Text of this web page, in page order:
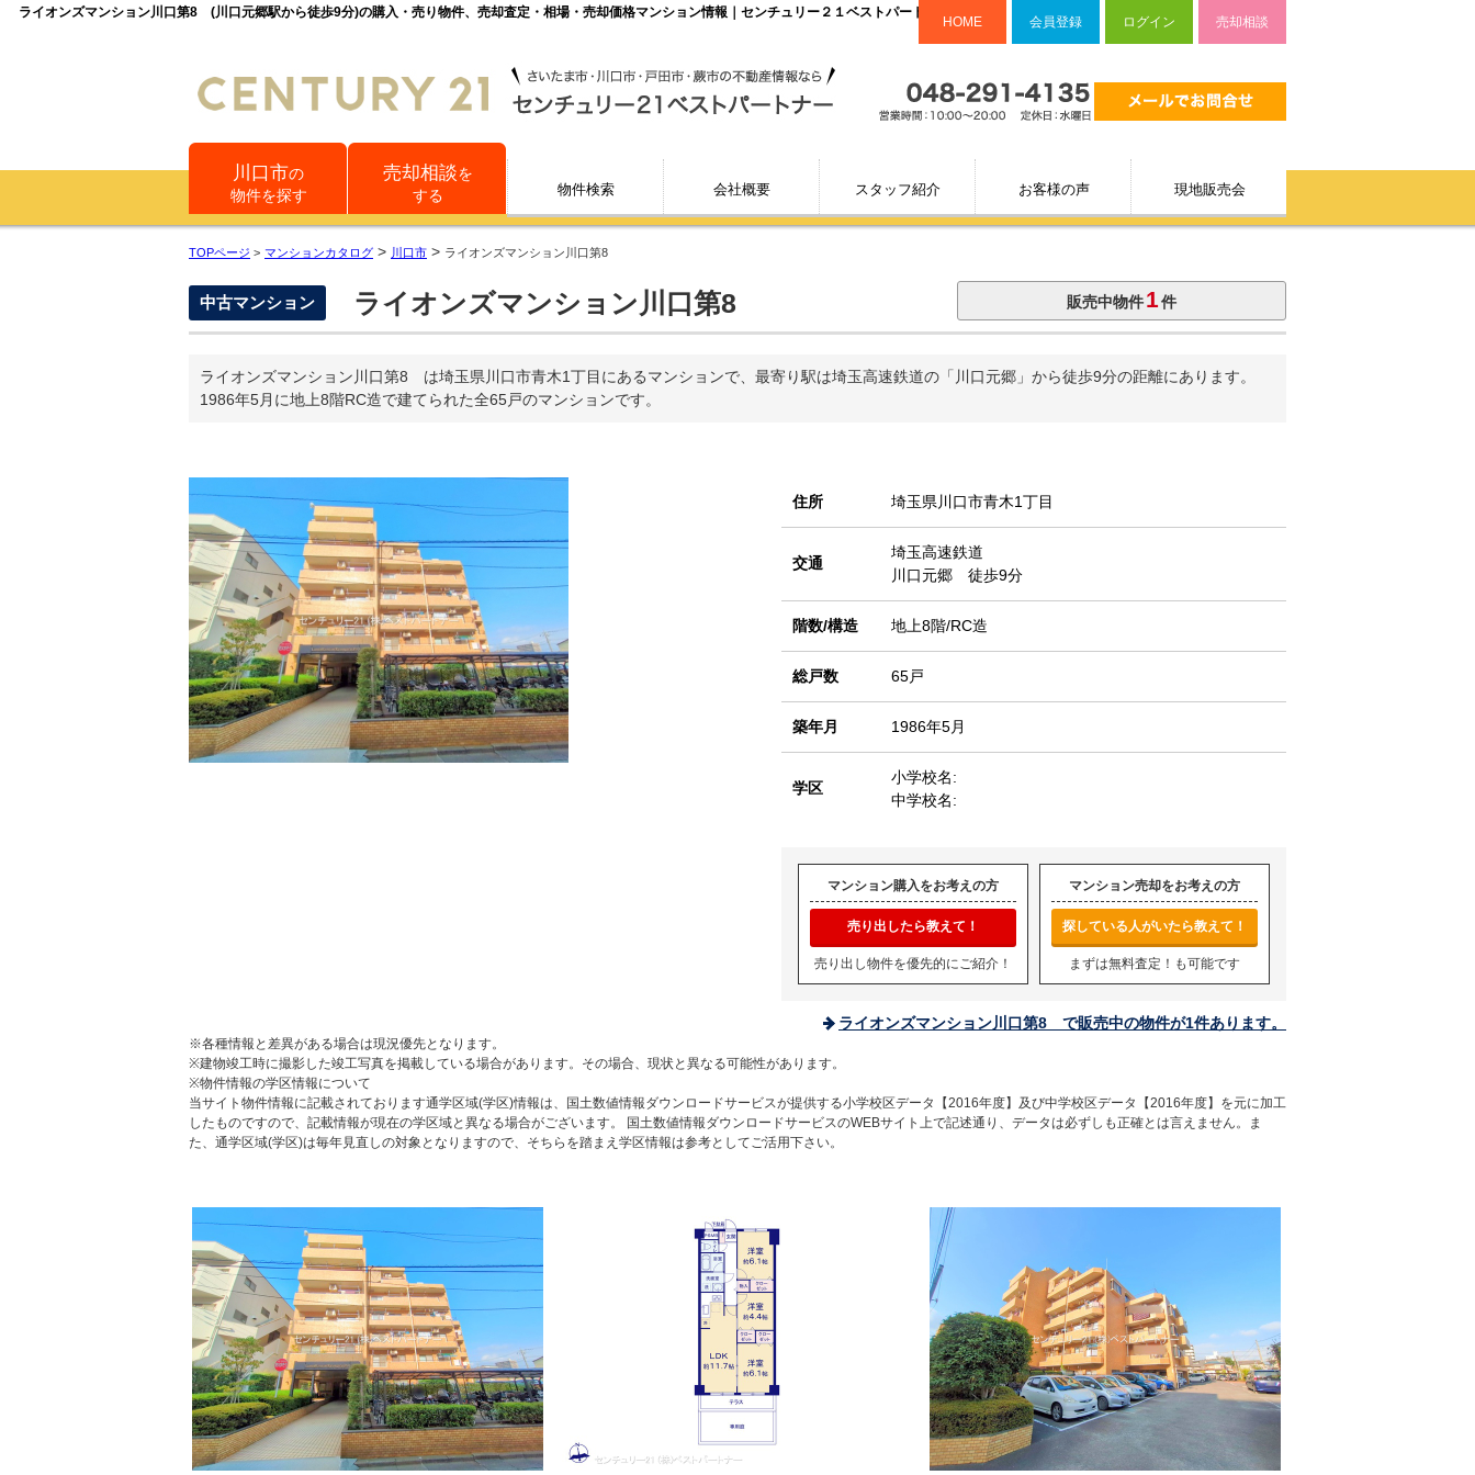
ライオンズマンション川口第8 (川口元郷駅から徒歩9分)の購入・売り物件、売却査定・相場・売却価格マンション情報｜センチュリー２１ベストパートナー
HOME 会員登録 ログイン 売却相談
川口市の
物件を探す
売却相談を
する
物件検索 会社概要 スタッフ紹介 お客様の声 現地販売会
TOPページ > マンションカタログ > 川口市 > ライオンズマンション川口第8
中古マンション ライオンズマンション川口第8 販売中物件1件
ライオンズマンション川口第8 は埼玉県川口市青木1丁目にあるマンションで、最寄り駅は埼玉高速鉄道の「川口元郷」から徒歩9分の距離にあります。
1986年5月に地上8階RC造で建てられた全65戸のマンションです。
住所 埼玉県川口市青木1丁目
交通
埼玉高速鉄道
川口元郷 徒歩9分
階数/構造 地上8階/RC造
総戸数 65戸
築年月 1986年5月
学区
小学校名:
中学校名:
マンション購入をお考えの方
売り出したら教えて！
売り出し物件を優先的にご紹介！
マンション売却をお考えの方
探している人がいたら教えて！
まずは無料査定！も可能です
ライオンズマンション川口第8 で販売中の物件が1件あります。
※各種情報と差異がある場合は現況優先となります。
※建物竣工時に撮影した竣工写真を掲載している場合があります。その場合、現状と異なる可能性があります。
※物件情報の学区情報について
当サイト物件情報に記載されております通学区域(学区)情報は、国土数値情報ダウンロードサービスが提供する小学校区データ【2016年度】及び中学校区データ【2016年度】を元に加工
したものですので、記載情報が現在の学区域と異なる場合がございます。 国土数値情報ダウンロードサービスのWEBサイト上で記述通り、データは必ずしも正確とは言えません。ま
た、通学区域(学区)は毎年見直しの対象となりますので、そちらを踏まえ学区情報は参考としてご活用下さい。